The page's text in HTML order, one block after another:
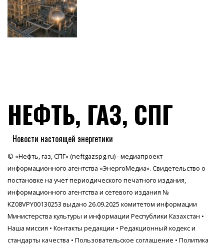
НЕФТЬ, ГАЗ, СПГ
Новости настоящей энергетики
© «Нефть, газ, СПГ» (neftgazspg.ru) - медиапроект
информационного агентства «ЭнергоМедиа». Свидетельство о
постановке на учет периодического печатного издания,
информационного агентства и сетевого издания №
KZ08VPY00130253 выдано 26.09.2025 комитетом информации
Министерства культуры и информации Республики Казахстан •
Наша миссия • Контакты редакции • Редакционный кодекс и
стандарты качества • Пользовательское соглашение • Политика